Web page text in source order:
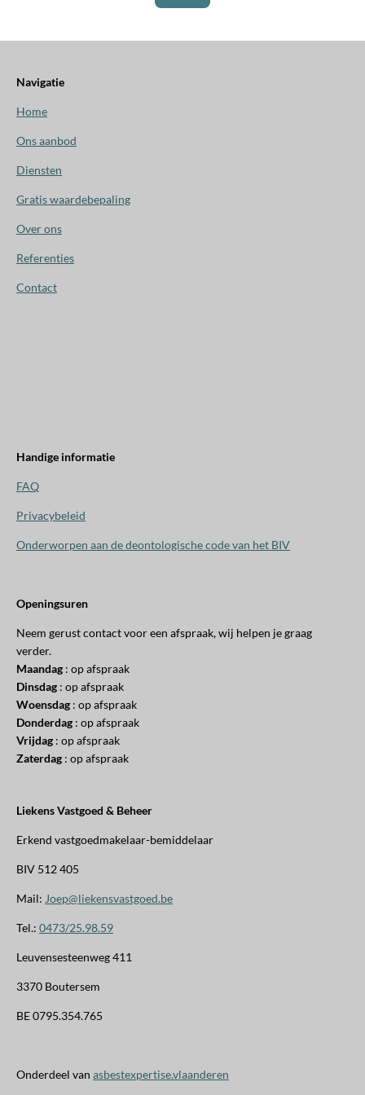
Navigatie
Home
Ons aanbod
Diensten
Gratis waardebepaling
Over ons
Referenties
Contact
Handige informatie
FAQ
Privacybeleid
Onderworpen aan dedeontologische code van het BIV
Openingsuren
Neem gerust contact voor een afspraak, wij helpen je graag
verder.
Maandag : op afspraak
Dinsdag : op afspraak
Woensdag : op afspraak
Donderdag : op afspraak
Vrijdag : op afspraak
Zaterdag : op afspraak
Liekens Vastgoed & Beheer
Erkend vastgoedmakelaar-bemiddelaar
BIV 512 405
Mail: Joep@liekensvastgoed.be
Tel.: 0473/25.98.59
Leuvensesteenweg 411
3370 Boutersem
BE 0795.354.765
Onderdeel van asbestexpertise.vlaanderen